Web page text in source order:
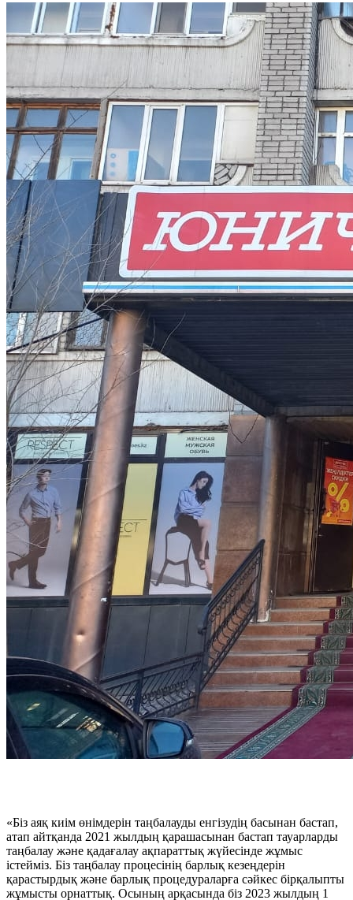
«Біз аяқ киім өнімдерін таңбалауды енгізудің басынан бастап,
атап айтқанда 2021 жылдың қарашасынан бастап тауарларды
таңбалау және қадағалау ақпараттық жүйесінде жұмыс
істейміз. Біз таңбалау процесінің барлық кезеңдерін
қарастырдық және барлық процедураларға сәйкес бірқалыпты
жұмысты орнаттық. Осының арқасында біз 2023 жылдың 1